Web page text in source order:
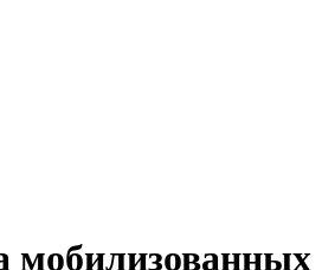
мобилизованных